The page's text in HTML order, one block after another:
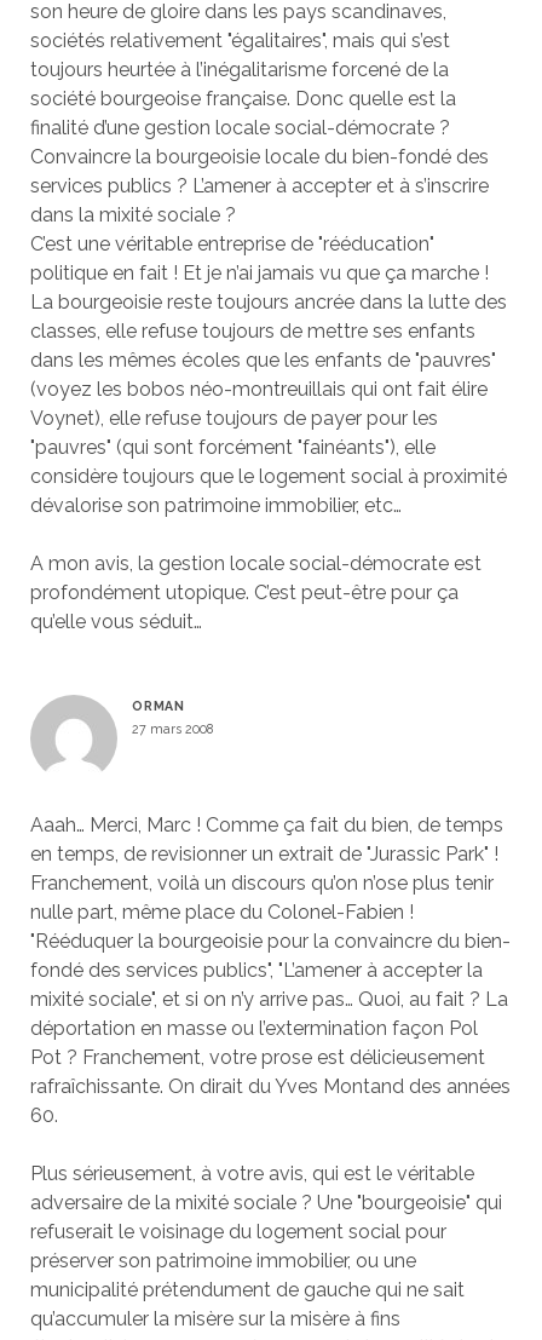
son heure de gloire dans les pays scandinaves,
sociétés relativement "égalitaires", mais qui s’est
toujours heurtée à l’inégalitarisme forcené de la
société bourgeoise française. Donc quelle est la
finalité d’une gestion locale social-démocrate ?
Convaincre la bourgeoisie locale du bien-fondé des
services publics ? L’amener à accepter et à s’inscrire
dans la mixité sociale ?
C’est une véritable entreprise de "rééducation"
politique en fait ! Et je n’ai jamais vu que ça marche !
La bourgeoisie reste toujours ancrée dans la lutte des
classes, elle refuse toujours de mettre ses enfants
dans les mêmes écoles que les enfants de "pauvres"
(voyez les bobos néo-montreuillais qui ont fait élire
Voynet), elle refuse toujours de payer pour les
"pauvres" (qui sont forcément "fainéants"), elle
considère toujours que le logement social à proximité
dévalorise son patrimoine immobilier, etc…
A mon avis, la gestion locale social-démocrate est
profondément utopique. C’est peut-être pour ça
qu’elle vous séduit…
ORMAN
27 mars 2008
Aaah… Merci, Marc ! Comme ça fait du bien, de temps
en temps, de revisionner un extrait de "Jurassic Park" !
Franchement, voilà un discours qu’on n’ose plus tenir
nulle part, même place du Colonel-Fabien !
"Rééduquer la bourgeoisie pour la convaincre du bien-
fondé des services publics", "L’amener à accepter la
mixité sociale", et si on n’y arrive pas… Quoi, au fait ? La
déportation en masse ou l’extermination façon Pol
Pot ? Franchement, votre prose est délicieusement
rafraîchissante. On dirait du Yves Montand des années
60.
Plus sérieusement, à votre avis, qui est le véritable
adversaire de la mixité sociale ? Une "bourgeoisie" qui
refuserait le voisinage du logement social pour
préserver son patrimoine immobilier, ou une
municipalité prétendument de gauche qui ne sait
qu’accumuler la misère sur la misère à fins